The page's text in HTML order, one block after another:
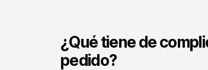
¿Qué tiene de
pedido?